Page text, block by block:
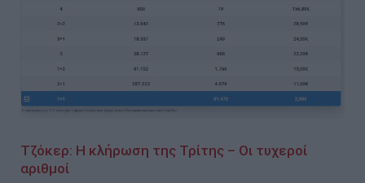
Τζόκερ: Η κλήρωση της Τρίτης – Οι τυχεροί
αριθμοί